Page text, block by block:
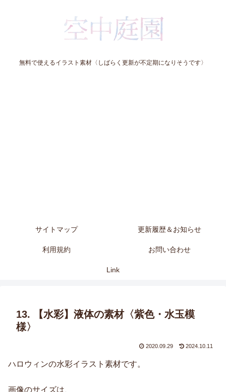
無料で使えるイラスト素材〈しばらく更新が不定期になりそうです〉
サイトマップ 更新履歴＆お知らせ
利用規約 お問い合わせ
Link
13. 【水彩】液体の素材〈紫色・水玉模
様〉
2020.09.29 2024.10.11
ハロウィンの水彩イラスト素材です。
画像のサイズは、